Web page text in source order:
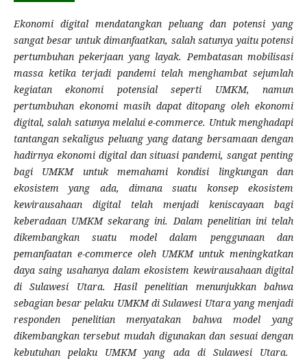
Ekonomi digital mendatangkan peluang dan potensi yang
sangat besar untuk dimanfaatkan, salah satunya yaitu potensi
pertumbuhan pekerjaan yang layak. Pembatasan mobilisasi
massa ketika terjadi pandemi telah menghambat sejumlah
kegiatan ekonomi potensial seperti UMKM, namun
pertumbuhan ekonomi masih dapat ditopang oleh ekonomi
digital, salah satunya melalui e-commerce. Untuk menghadapi
tantangan sekaligus peluang yang datang bersamaan dengan
hadirnya ekonomi digital dan situasi pandemi, sangat penting
bagi UMKM untuk memahami kondisi lingkungan dan
ekosistem yang ada, dimana suatu konsep ekosistem
kewirausahaan digital telah menjadi keniscayaan bagi
keberadaan UMKM sekarang ini. Dalam penelitian ini telah
dikembangkan suatu model dalam penggunaan dan
pemanfaatan e-commerce oleh UMKM untuk meningkatkan
daya saing usahanya dalam ekosistem kewirausahaan digital
di Sulawesi Utara. Hasil penelitian menunjukkan bahwa
sebagian besar pelaku UMKM di Sulawesi Utara yang menjadi
responden penelitian menyatakan bahwamodel yang
dikembangkantersebut mudah digunakan dan sesuai dengan
kebutuhanpelaku UMKM yang ada di Sulawesi Utara.